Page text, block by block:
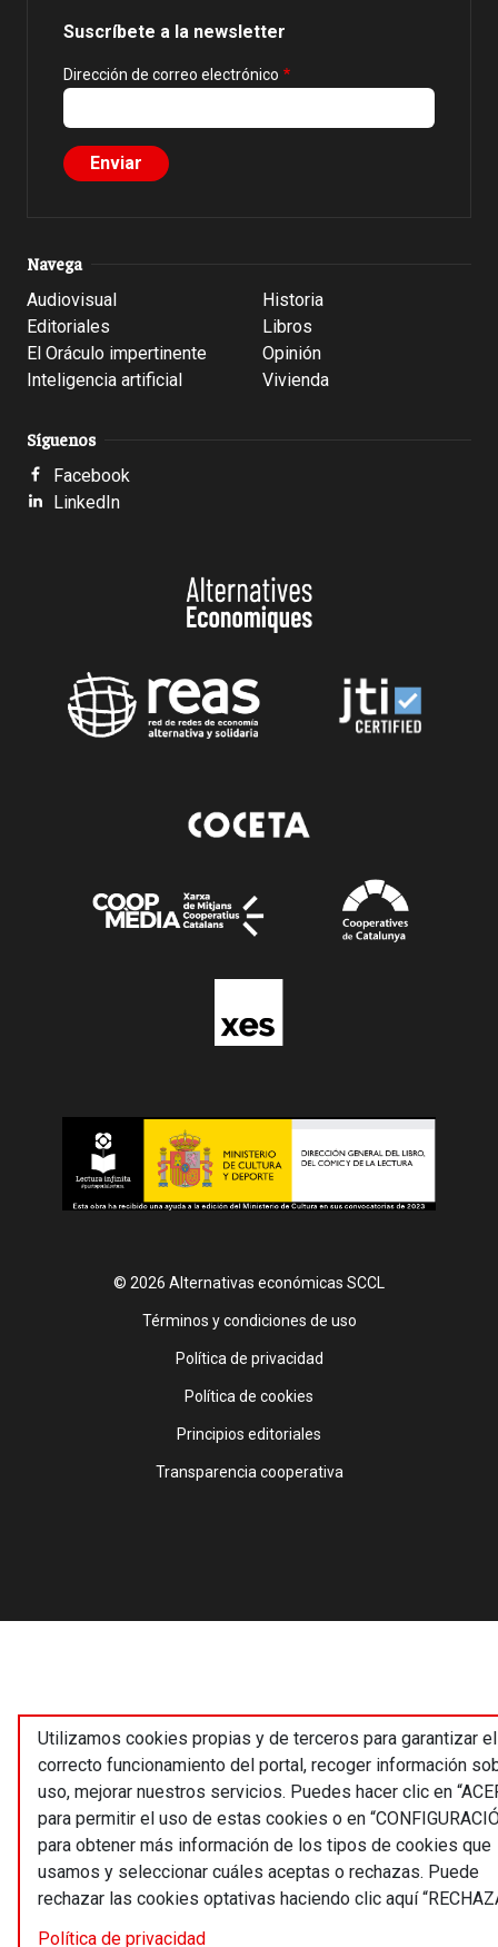
Utilizamos cookies propias y de terceros para garantizar el
correcto funcionamiento del portal, recoger información
uso, mejorar nuestros servicios. Puedes hacer clic en
para permitir el uso de estas cookies o en
para obtener más información de los tipos de cookies que
usamos y seleccionar cuáles aceptas o rechazas. Puede
rechazar las cookies optativas haciendo clic aquí
Política de privacidad
Suscríbete a la newsletter
Dirección de correo electrónico
Navega
Audiovisual
Editoriales
El Oráculo impertinente
Inteligencia artificial
Historia
Libros
Opinión
Vivienda
Síguenos
Facebook
LinkedIn
© 2026 Alternativas económicas SCCL
Footer
Términos y condiciones de uso
Política de privacidad
Política de cookies
Principios editoriales
Transparencia cooperativa